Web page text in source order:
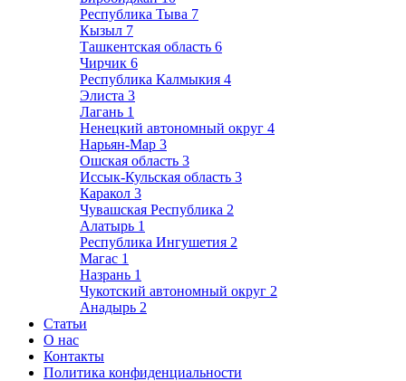
Республика Тыва 7
Кызыл 7
Ташкентская область 6
Чирчик 6
Республика Калмыкия 4
Элиста 3
Лагань 1
Ненецкий автономный округ 4
Нарьян-Мар 3
Ошская область 3
Иссык-Кульская область 3
Каракол 3
Чувашская Республика 2
Алатырь 1
Республика Ингушетия 2
Магас 1
Назрань 1
Чукотский автономный округ 2
Анадырь 2
Статьи
О нас
Контакты
Политика конфиденциальности